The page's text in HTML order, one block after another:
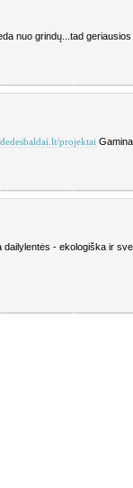
nuo grindų...tad
projektai
- ekologiška ir